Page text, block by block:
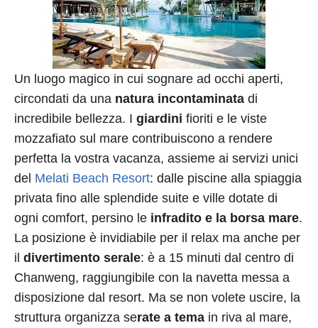
Un luogo magico in cui sognare ad occhi aperti,
circondati da una natura incontaminata di
incredibile bellezza. I giardini fioriti e le viste
mozzafiato sul mare contribuiscono a rendere
perfetta la vostra vacanza, assieme ai servizi unici
del Melati Beach Resort: dalle piscine alla spiaggia
privata fino alle splendide suite e ville dotate di
ogni comfort, persino le infradito e la borsa mare.
La posizione è invidiabile per il relax ma anche per
il divertimento serale: è a 15 minuti dal centro di
Chanweng, raggiungibile con la navetta messa a
disposizione dal resort. Ma se non volete uscire, la
struttura organizza serate a tema in riva al mare,